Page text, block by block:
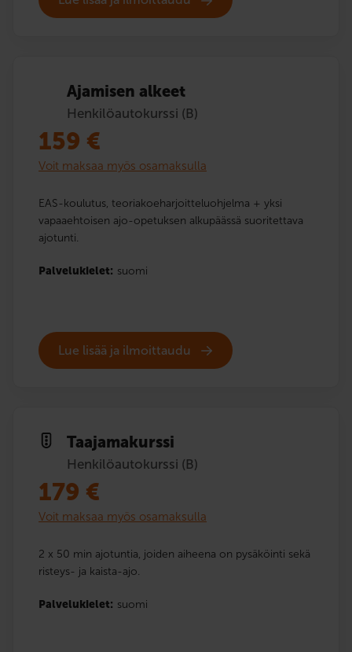
Ajamisen alkeet
Henkilöautokurssi (B)
159 €
Voit maksaa myös osamaksulla
EAS-koulutus, teoriakoeharjoitteluohjelma + yksi
vapaaehtoisen ajo-opetuksen alkupäässä suoritettava
ajotunti.
Palvelukielet: suomi
Lue lisää ja ilmoittaudu
Taajama­kurssi
Henkilöautokurssi (B)
179 €
Voit maksaa myös osamaksulla
2 x 50 min ajotuntia, joiden aiheena on pysäköinti sekä
risteys- ja kaista-ajo.
Palvelukielet: suomi